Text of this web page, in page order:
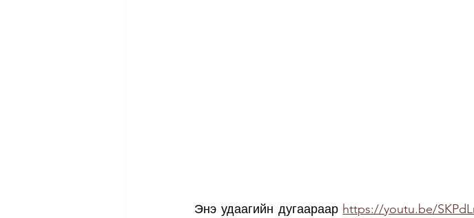
Энэ удаагийн дугаараар https://youtu.be/